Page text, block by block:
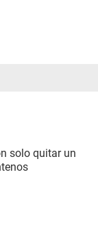
solo quitar un